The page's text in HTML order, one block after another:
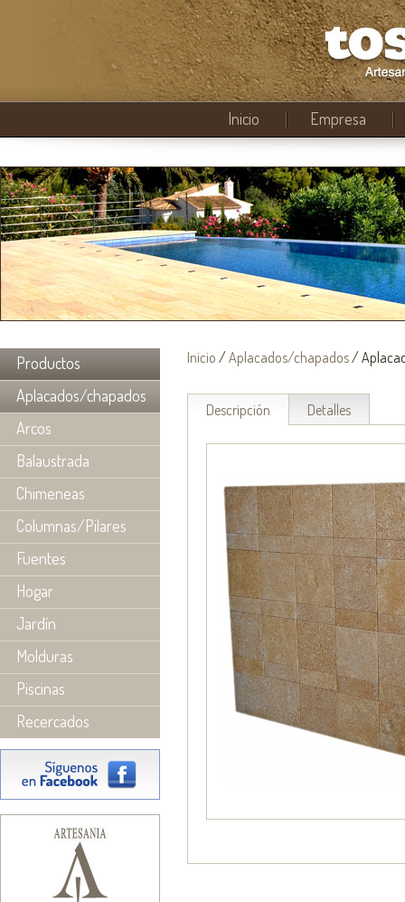
Inicio Empresa
Productos
Aplacados/chapados
Arcos
Balaustrada
Chimeneas
Columnas/Pilares
Fuentes
Hogar
Jardín
Molduras
Piscinas
Recercados
Inicio /Aplacados/chapados/
Descripción Detalles